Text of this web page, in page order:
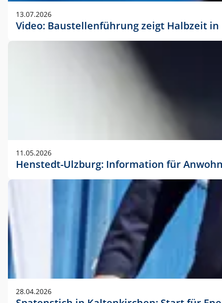
13.07.2026
Video: Baustellenführung zeigt Halbzeit
11.05.2026
Henstedt-Ulzburg: Information für
28.04.2026